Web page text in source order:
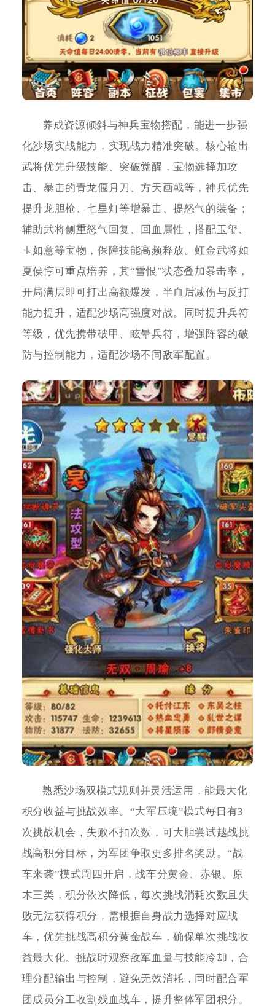
养成资源倾斜与神兵宝物搭配，能进一步强
化沙场实战能力，实现战力精准突破。核心输出
武将优先升级技能、突破觉醒，宝物选择加攻
击、暴击的青龙偃月刀、方天画戟等，神兵优先
提升龙胆枪、七星灯等增暴击、提怒气的装备；
辅助武将侧重怒气回复、回血属性，搭配玉玺、
玉如意等宝物，保障技能高频释放。虹金武将如
夏侯惇可重点培养，其“雪恨”状态叠加暴击率，
开局满层即可打出高额爆发，半血后减伤与反打
能力提升，适配沙场高强度对战。同时提升兵符
等级，优先携带破甲、眩晕兵符，增强阵容的破
防与控制能力，适配沙场不同敌军配置。
熟悉沙场双模式规则并灵活运用，能最大化
积分收益与挑战效率。“大军压境”模式每日有3
次挑战机会，失败不扣次数，可大胆尝试越战挑
战高积分目标，为军团争取更多排名奖励。“战
车来袭”模式周四开启，战车分黄金、赤银、原
木三类，积分依次降低，每次挑战消耗次数且失
败无法获得积分，需根据自身战力选择对应战
车，优先挑战高积分黄金战车，确保单次挑战收
益最大化。挑战时观察敌军血量与技能冷却，合
理分配输出与控制，避免无效消耗，同时配合军
团成员分工收割残血战车，提升整体军团积分。